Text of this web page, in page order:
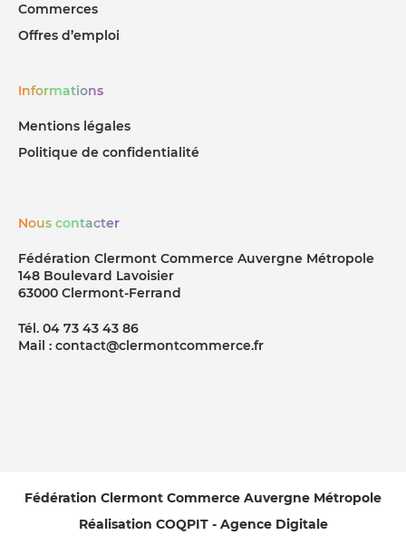
Commerces
Offres d’emploi
Informations
Mentions légales
Politique de confidentialité
Nous contacter
Fédération Clermont Commerce Auvergne Métropole
148 Boulevard Lavoisier
63000 Clermont-Ferrand
Tél. 04 73 43 43 86
Mail : contact@clermontcommerce.fr
Fédération Clermont Commerce Auvergne Métropole
Réalisation COQPIT - Agence Digitale